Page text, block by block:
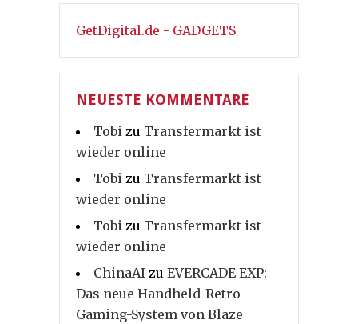
GetDigital.de - GADGETS
NEUESTE KOMMENTARE
Tobi zu Transfermarkt ist
wieder online
Tobi zu Transfermarkt ist
wieder online
Tobi zu Transfermarkt ist
wieder online
ChinaAI zu EVERCADE EXP:
Das neue Handheld-Retro-
Gaming-System von Blaze